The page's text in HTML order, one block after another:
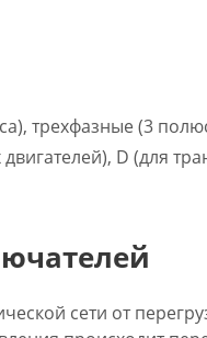
трехфазные (3
D (для
сети от